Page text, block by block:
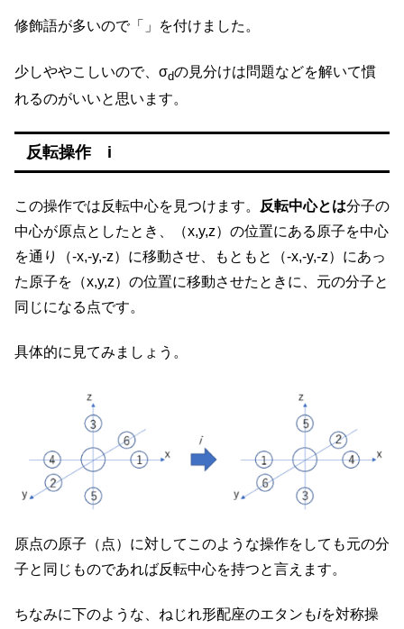
修飾語が多いので「」を付けました。
少しややこしいので、σdの見分けは問題などを解いて慣
れるのがいいと思います。
反転操作 i
この操作では反転中心を見つけます。 反転中心とは分子の
中心が原点としたとき、（x,y,z）の位置にある原子を中心
を通り（-x,-y,-z）に移動させ、もともと（-x,-y,-z）にあっ
た原子を（x,y,z）の位置に移動させたときに、元の分子と
同じになる点です。
具体的に見てみましょう。
原点の原子（点）に対してこのような操作をしても元の分
子と同じものであれば反転中心を持つと言えます。
ちなみに下のような、ねじれ形配座のエタンもiを対称操